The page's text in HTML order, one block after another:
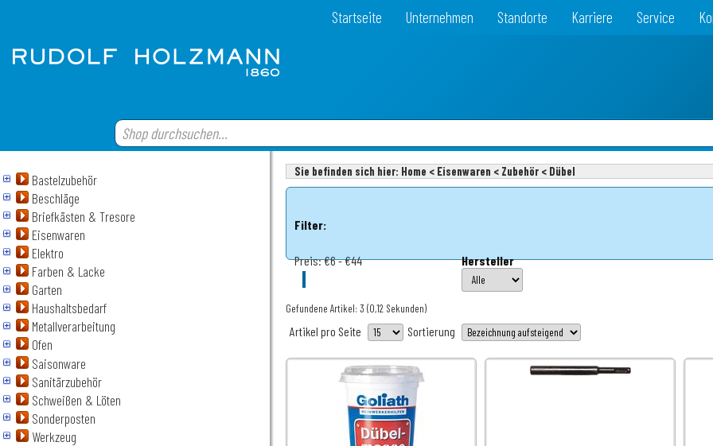
Startseite Unternehmen Standorte Karriere Service
Bastelzubehör
Beschläge
Briefkästen & Tresore
Eisenwaren
Elektro
Farben & Lacke
Garten
Haushaltsbedarf
Metallverarbeitung
Ofen
Saisonware
Sanitärzubehör
Schweißen & Löten
Sonderposten
Werkzeug
Sie befinden sich hier: Home < Eisenwaren < Zubehör < Dübel
Filter:
Preis:€6 - €44 Hersteller
Gefundene Artikel: 3 (0,12 Sekunden)
Artikel pro Seite Sortierung